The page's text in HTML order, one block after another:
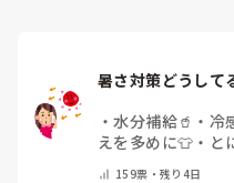
暑さ対策どうして
・水分補給🥤 ・ 冷
えを多めに👕 ・ と
159票・残り4日